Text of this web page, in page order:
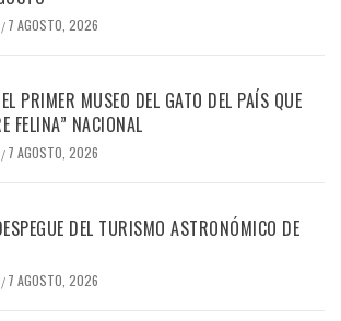
/ 7 AGOSTO, 2026
PRIMER MUSEO DEL GATO DEL PAÍS QUE
FELINA” NACIONAL
/ 7 AGOSTO, 2026
DEL TURISMO ASTRONÓMICO DE
/ 7 AGOSTO, 2026